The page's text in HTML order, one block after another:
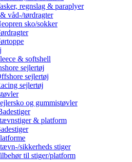
regnslag & paraplyer
våd-/tørdragter
sko/sokker
& softshell
sejlertøj
sejlertøj
sejlertøj
og gummistøvler
& platform
sikkerheds stiger
til stiger/platform